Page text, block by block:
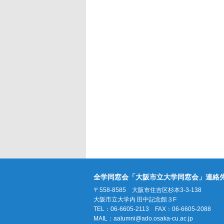
全学同窓会「大阪市立大学同窓会」連絡
〒558-8585 大阪市住吉区杉本3-3-138
大阪市立大学内 田中記念館３F
TEL：06-6605-2113 FAX：06-6605-2088
MAIL： aalumni@ado.osaka-cu.ac.jp